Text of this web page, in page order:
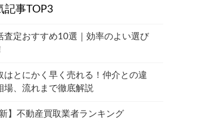
記事TOP3
査定おすすめ10選｜効率のよい選び
はとにかく早く売れる！仲介との違
場、流れまで徹底解説
】不動産買取業者ランキング